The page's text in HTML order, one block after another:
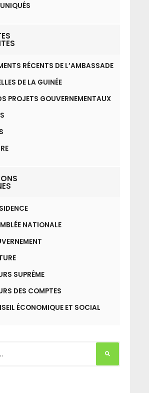
RÉCENTS DE L’AMBASSADE
DE LA GUINÉE
PROJETS GOUVERNEMENTAUX
NATIONALE
SUPRÊME
DES COMPTES
ÉCONOMIQUE ET SOCIAL